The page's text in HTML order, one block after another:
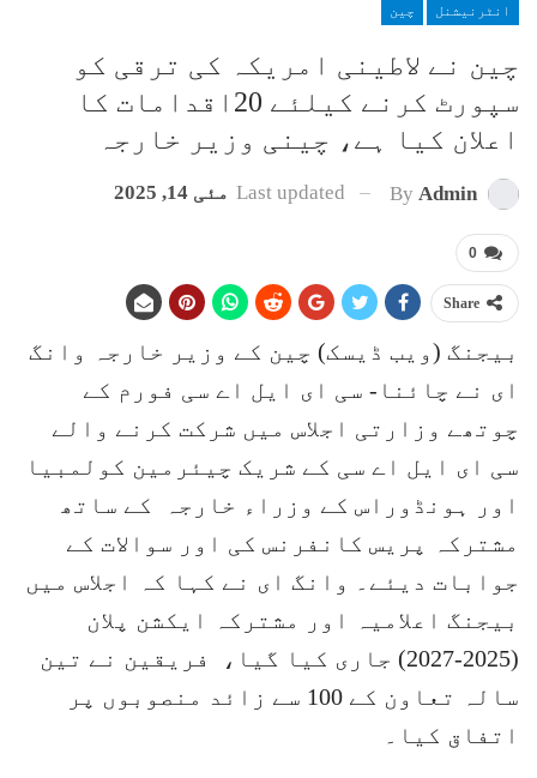
انٹرنیشنل چین
چین نے لاطینی امریکہ کی ترقی کو
سپورٹ کرنے کیلئے 20اقدامات کا
اعلان کیا ہے، چینی وزیر خارجہ
By Admin
Last updated مئی 14, 2025
0
Share
بیجنگ (ویب ڈیسک) چین کے وزیر خارجہ وانگ
ای نے چائنا- سی ای ایل اے سی فورم کے
چوتھے وزارتی اجلاس میں شرکت کرنے والے
سی ای ایل اے سی کے شریک چیئرمین کولمبیا
اور ہونڈوراس کے وزراء خارجہ کے ساتھ
مشترکہ پریس کانفرنس کی اور سوالات کے
جوابات دیئے۔ وانگ ای نے کہا کہ اجلاس میں
بیجنگ اعلامیہ اور مشترکہ ایکشن پلان
(2025-2027) جاری کیا گیا، فریقین نے تین
سالہ تعاون کے 100 سے زائد منصوبوں پر
اتفاق کیا۔